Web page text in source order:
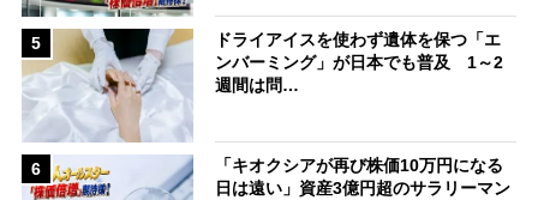
5
ドライアイスを使わず遺体を保つ「エ
ンバーミング」が日本でも普及 1～2
週間は問…
6
「キオクシアが再び株価10万円になる
日は遠い」資産3億円超のサラリーマン